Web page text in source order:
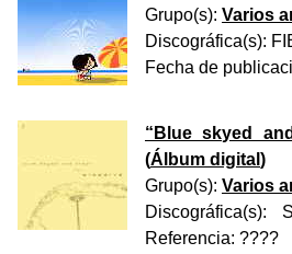
Grupo(s): Varios
Discográfica(s):
Fecha de
“ Blue skyed
(Álbum digital )
Grupo(s): Varios
Discográfica(s):
Referencia: ????